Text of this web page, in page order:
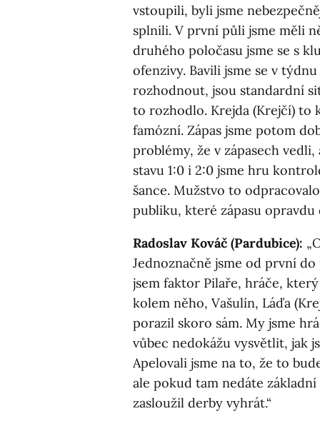
vstoupili, byli jsme
splnili. V první půli jsme měli
druhého poločasu jsme se s
ofenzivy. Bavili jsme se v
rozhodnout, jsou standardní
to rozhodlo. Krejda (Krejčí) to
famózní. Zápas jsme potom
problémy, že v zápasech
stavu 1:0 i 2:0 jsme hru
šance. Mužstvo to
publiku, které zápasu opravdu
Radoslav Kováč (Pardubice):
Jednoznačně jsme od první
jsem faktor Pilaře, hráče,
kolem něho, Vašulín, Láďa
porazil skoro sám. My jsme
vůbec nedokážu vysvětlit, jak
Apelovali jsme na to, že to
ale pokud tam nedáte
zasloužil derby vyhrát.“